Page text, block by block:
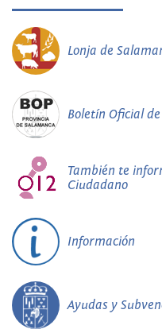
Lonja de
Boletín Oficial
También te
Ciudadano
Información
Ayudas y